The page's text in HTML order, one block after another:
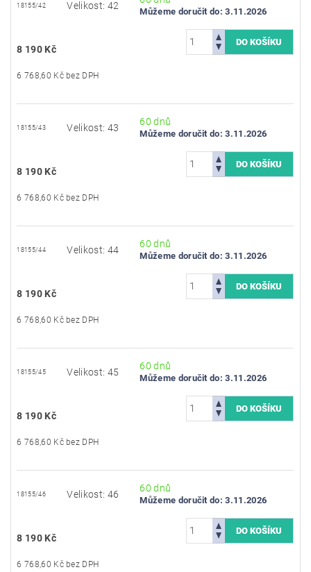
18155/42 Velikost: 42
Můžeme doručit do: 3.11.2026
8 190 Kč
6 768,60 Kč bez DPH
18155/43 Velikost: 43
60 dnů
Můžeme doručit do: 3.11.2026
8 190 Kč
6 768,60 Kč bez DPH
18155/44 Velikost: 44
60 dnů
Můžeme doručit do: 3.11.2026
8 190 Kč
6 768,60 Kč bez DPH
18155/45 Velikost: 45
60 dnů
Můžeme doručit do: 3.11.2026
8 190 Kč
6 768,60 Kč bez DPH
18155/46 Velikost: 46
60 dnů
Můžeme doručit do: 3.11.2026
8 190 Kč
6 768,60 Kč bez DPH